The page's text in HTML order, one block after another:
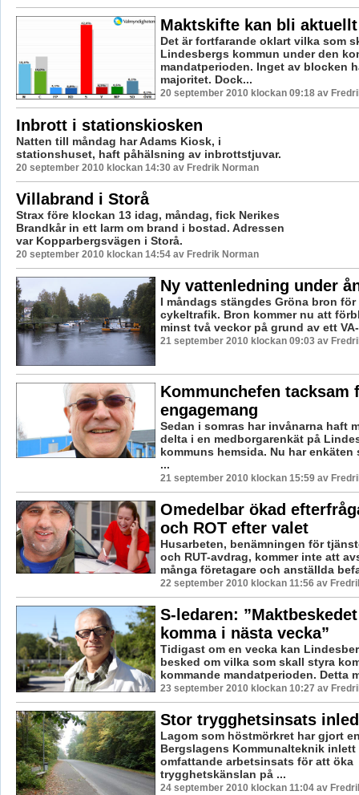
Maktskifte kan bli aktuellt
Det är fortfarande oklart vilka som
Lindesbergs kommun under den
mandatperioden. Inget av blocken
majoritet. Dock...
20 september 2010 klockan 09:18 av
Inbrott i stationskiosken
Natten till måndag har Adams Kiosk, i
stationshuset, haft påhälsning av inbrottstjuvar.
20 september 2010 klockan 14:30 av Fredrik Norman
Villabrand i Storå
Strax före klockan 13 idag, måndag, fick Nerikes
Brandkår in ett larm om brand i bostad. Adressen
var Kopparbergsvägen i Storå.
20 september 2010 klockan 14:54 av Fredrik Norman
Ny vattenledning under
I måndags stängdes Gröna bron
cykeltrafik. Bron kommer nu att
minst två veckor på grund av ett
21 september 2010 klockan 09:03 av
Kommunchefen tacksam
engagemang
Sedan i somras har invånarna haft
delta i en medborgarenkät på
kommuns hemsida. Nu har enkäten
...
21 september 2010 klockan 15:59 av
Omedelbar ökad
och ROT efter valet
Husarbeten, benämningen för
och RUT-avdrag, kommer inte att
många företagare och anställda
22 september 2010 klockan 11:56 av
S-ledaren:
komma i nästa vecka”
Tidigast om en vecka kan
besked om vilka som skall styra
kommande mandatperioden. Detta
23 september 2010 klockan 10:27 av
Stor trygghetsinsats
Lagom som höstmörkret har gjort
Bergslagens Kommunalteknik inlett
omfattande arbetsinsats för att öka
trygghetskänslan på ...
24 september 2010 klockan 11:04 av